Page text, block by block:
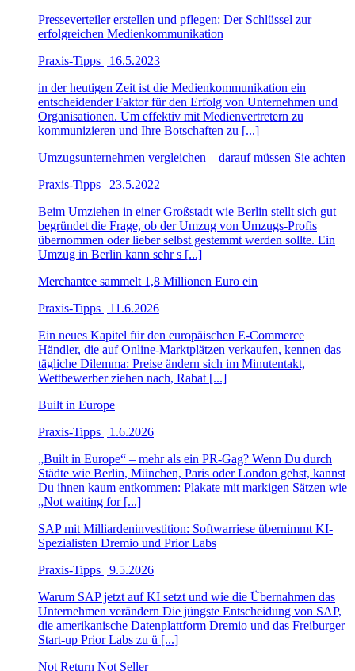
Presseverteiler erstellen und pflegen: Der Schlüssel zur
erfolgreichen Medienkommunikation
Praxis-Tipps | 16.5.2023
in der heutigen Zeit ist die Medienkommunikation ein
entscheidender Faktor für den Erfolg von Unternehmen und
Organisationen. Um effektiv mit Medienvertretern zu
kommunizieren und Ihre Botschaften zu [...]
Umzugsunternehmen vergleichen – darauf müssen Sie achten
Praxis-Tipps | 23.5.2022
Beim Umziehen in einer Großstadt wie Berlin stellt sich gut
begründet die Frage, ob der Umzug von Umzugs-Profis
übernommen oder lieber selbst gestemmt werden sollte. Ein
Umzug in Berlin kann sehr s [...]
Merchantee sammelt 1,8 Millionen Euro ein
Praxis-Tipps | 11.6.2026
Ein neues Kapitel für den europäischen E-Commerce
Händler, die auf Online-Marktplätzen verkaufen, kennen das
tägliche Dilemma: Preise ändern sich im Minutentakt,
Wettbewerber ziehen nach, Rabat [...]
Built in Europe
Praxis-Tipps | 1.6.2026
„Built in Europe“ – mehr als ein PR-Gag? Wenn Du durch
Städte wie Berlin, München, Paris oder London gehst, kannst
Du ihnen kaum entkommen: Plakate mit markigen Sätzen wie
„Not waiting for [...]
SAP mit Milliardeninvestition: Softwarriese übernimmt KI-
Spezialisten Dremio und Prior Labs
Praxis-Tipps | 9.5.2026
Warum SAP jetzt auf KI setzt und wie die Übernahmen das
Unternehmen verändern Die jüngste Entscheidung von SAP,
die amerikanische Datenplattform Dremio und das Freiburger
Start-up Prior Labs zu ü [...]
Not Return Not Seller